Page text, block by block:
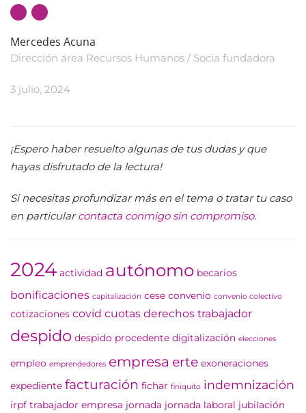
Mercedes Acuna
Dirección área Recursos Humanos / Socia fundadora
3 julio, 2024
¡Espero haber resuelto algunas de tus dudas y que
hayas disfrutado de la lectura!
Si necesitas profundizar más en el tema o tratar tu caso
en particularcontacta conmigo sin compromiso.
2024 actividad autónomo becarios
bonificaciones capitalización cese convenio convenio colectivo
cotizaciones covid cuotas derechos trabajador
despido despido procedente digitalización elecciones
empleo emprendedores empresa erte exoneraciones
expediente facturación fichar finiquito indemnización
irpf trabajador empresa jornada jornada laboral jubilación